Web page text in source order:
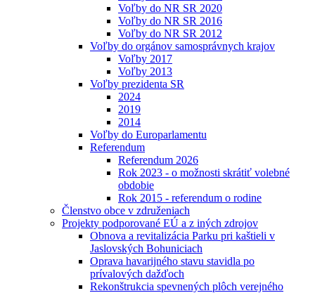
Voľby do NR SR 2020
Voľby do NR SR 2016
Voľby do NR SR 2012
Voľby do orgánov samosprávnych krajov
Voľby 2017
Voľby 2013
Voľby prezidenta SR
2024
2019
2014
Voľby do Europarlamentu
Referendum
Referendum 2026
Rok 2023 - o možnosti skrátiť volebné
obdobie
Rok 2015 - referendum o rodine
Členstvo obce v združeniach
Projekty podporované EÚ a z iných zdrojov
Obnova a revitalizácia Parku pri kaštieli v
Jaslovských Bohuniciach
Oprava havarijného stavu stavidla po
prívalových dažďoch
Rekonštrukcia spevnených plôch verejného